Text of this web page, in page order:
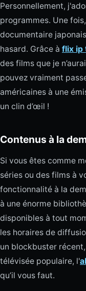
Personnellement,
programmes. Une
documentaire
hasard. Grâce à flix ip
des films que je
pouvez vraiment
américaines à une
un clin d’œil !
Contenus à la
Si vous êtes comme
séries ou des films à
fonctionnalité à la
à une énorme
disponibles à tout
les horaires de
un blockbuster
télévisée populaire, l'
qu’il vous faut.